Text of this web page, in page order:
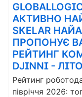
АКТИВНО
SKELAR
ПРОПОНУЄ
РЕЙТИНГ
DJINNI -
Рейтинг
півріччя 2026: